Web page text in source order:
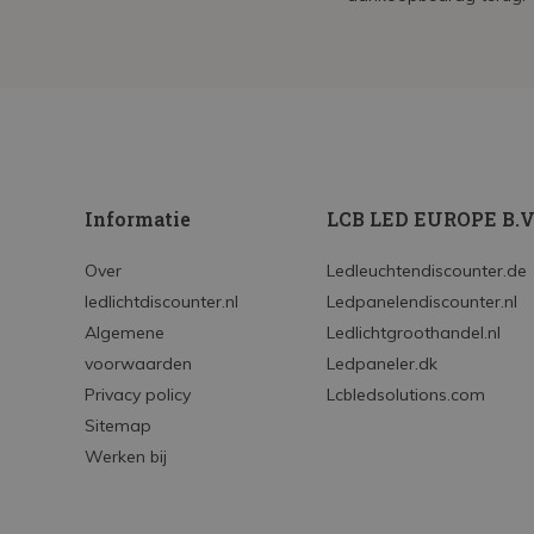
Informatie
Over
ledlichtdiscounter.nl
Algemene
voorwaarden
Privacy policy
Sitemap
Werken bij
LCB LED EUROPE
Ledleuchtendiscounter.de
Ledpanelendiscounter.nl
Ledlichtgroothandel.nl
Ledpaneler.dk
Lcbledsolutions.com